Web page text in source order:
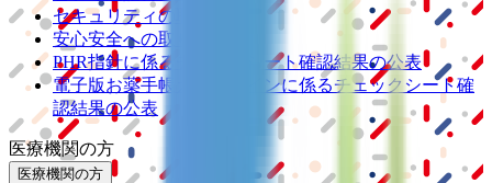
セキュリティの取り組み
安心安全への取り組み
PHR指針に係るチェックシート確認結果の公表
電子版お薬手帳ガイドラインに係るチェックシート確
認結果の公表
医療機関の方
医療機関の方